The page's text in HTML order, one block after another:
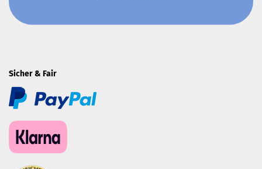
Sicher & Fair